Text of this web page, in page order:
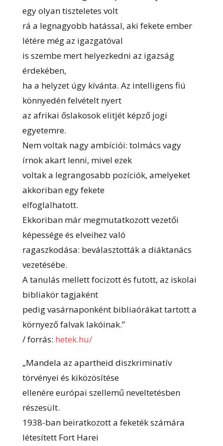
egy olyan tiszteletes volt
rá a legnagyobb hatással, aki fekete ember
létére még az igazgatóval
is szembe mert helyezkedni az igazság
érdekében,
ha a helyzet úgy kívánta. Az intelligens fiú
könnyedén felvételt nyert
az afrikai őslakosok elitjét képző jogi
egyetemre.
Nem voltak nagy ambíciói: tolmács vagy
írnok akart lenni, mivel ezek
voltak a legrangosabb pozíciók, amelyeket
akkoriban egy fekete
elfoglalhatott.
Ekkoriban már megmutatkozott vezetői
képessége és elveihez való
ragaszkodása: beválasztották a diáktanács
vezetésébe.
A tanulás mellett focizott és futott, az iskolai
bibliakör tagjaként
pedig vasárnaponként bibliaórákat tartott a
környező falvak lakóinak.”
/ forrás: hetek.hu/
„Mandela az apartheid diszkriminatív
törvényei és kiközösítése
ellenére európai szellemű neveltetésben
részesült.
1938-ban beiratkozott a feketék számára
létesített Fort Harei